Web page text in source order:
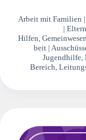
Arbeit mit Familien
|
Hilfen ,
beit |
Jugendhilfe,
Bereich